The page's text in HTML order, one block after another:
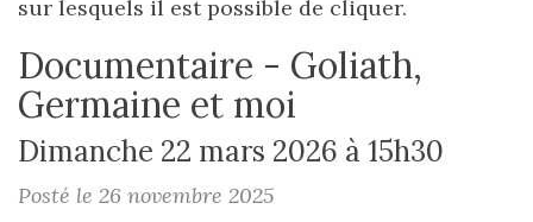
sur lesquels il est possible de cliquer.
Documentaire - Goliath,
Germaine et moi
Dimanche 22 mars 2026 à 15h30
Posté le 26 novembre 2025